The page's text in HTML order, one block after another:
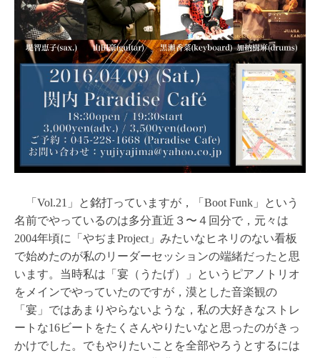
「Vol.21」と銘打っていますが，「Boot Funk」という
名前でやっているのは多分直近３〜４回分で，元々は
2004年頃に「やぢまProject」みたいなヒネリのない看板
で始めたのが私のリーダーセッションの端緒だったと思
います。当時私は「宴（うたげ）」というピアノトリオ
をメインでやっていたのですが，漠とした音楽観の
「宴」ではあまりやらないような，私の大好きなストレ
ートな16ビートをたくさんやりたいなと思ったのがきっ
かけでした。でもやりたいことを全部やろうとするには